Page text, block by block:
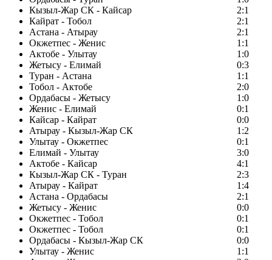
Кызыл-Жар СК - Кайсар
2:1
Кайрат - Тобол
2:1
Астана - Атырау
2:1
Окжетпес - Женис
1:1
Актобе - Улытау
1:0
Жетысу - Елимай
0:3
Туран - Астана
1:1
Тобол - Актобе
2:0
Ордабасы - Жетысу
1:0
Женис - Елимай
0:1
Кайсар - Кайрат
0:0
Атырау - Кызыл-Жар СК
1:2
Улытау - Окжетпес
0:1
Елимай - Улытау
3:0
Актобе - Кайсар
4:1
Кызыл-Жар СК - Туран
2:3
Атырау - Кайрат
1:4
Астана - Ордабасы
2:1
Жетысу - Женис
0:0
Окжетпес - Тобол
0:1
Окжетпес - Тобол
0:1
Ордабасы - Кызыл-Жар СК
0:0
Улытау - Женис
1:1